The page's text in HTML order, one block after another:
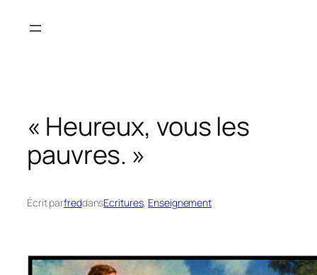
« Heureux, vous les
pauvres. »
Écrit parfreddansEcritures, Enseignement